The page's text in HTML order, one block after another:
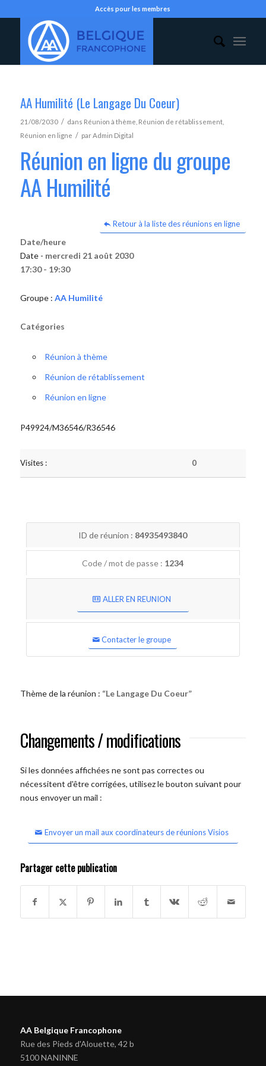
Accès pour les membres
AA Humilité (Le Langage Du Coeur)
21/08/2030 / dans Réunion à thème Réunion de rétablissement,
Réunion en ligne / parAdmin Digital
Réunion en ligne du groupe
AA Humilité
Retour à la liste des réunions en ligne
Date/heure
Date - mercredi 21 août 2030
17:30 - 19:30
Groupe : AA Humilité
Catégories
Réunion à thème
Réunion de rétablissement
Réunion en ligne
P49924/M36546/R36546
Visites : 0
ID de réunion : 84935493840
Code / mot de passe : 1234
ALLER EN REUNION
Contacter le groupe
Thème de la réunion : “Le Langage Du Coeur”
Changements / modifications
Si les données affichées ne sont pas correctes ou
nécessitent d'être corrigées, utilisez le bouton suivant pour
nous envoyer un mail :
Envoyer un mail aux coordinateurs de réunions Visios
Partager cette publication
AA Belgique Francophone
Rue des Pieds d'Alouette, 42 b
5100 NANINNE